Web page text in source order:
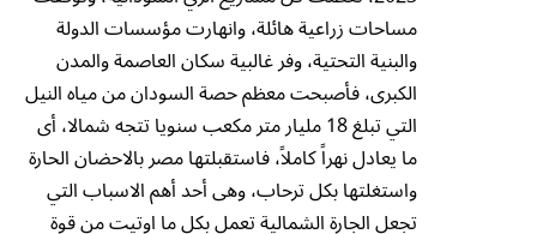
مساحات زراعية هائلة، وانهارت مؤسسات الدولة
والبنية التحتية، وفر غالبية سكان العاصمة والمدن
الكبرى، فأصبحت معظم حصة السودان من مياه النيل
التي تبلغ 18 مليار متر مكعب سنويا تتجه شمالا، أى
ما يعادل نهراً كاملاً، فاستقبلتها مصر بالاحضان الحارة
واستغلتها بكل ترحاب، وهى أحد أهم الاسباب التي
تجعل الجارة الشمالية تعمل بكل ما اوتيت من قوة